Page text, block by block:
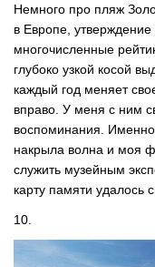
Немного про пляж
в Европе,
многочисленные
глубоко узкой косой
каждый год меняет
вправо. У меня с ним
воспоминания.
накрыла волна и моя
служить музейным
карту памяти удалось
10.